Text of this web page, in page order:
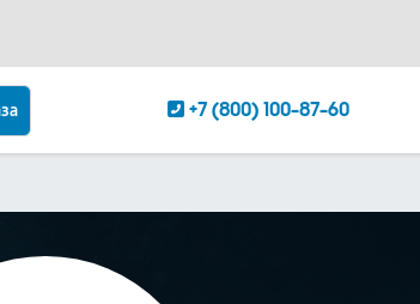
+7 (800) 100-87-60